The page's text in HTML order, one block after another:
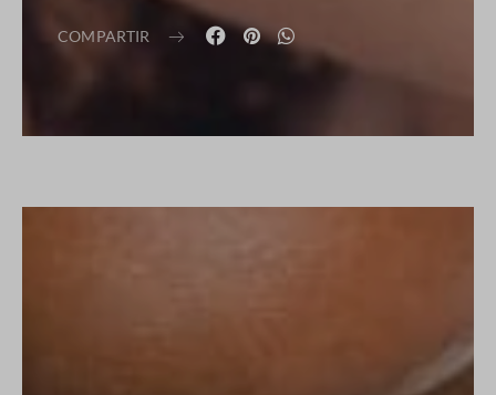
COMPARTIR